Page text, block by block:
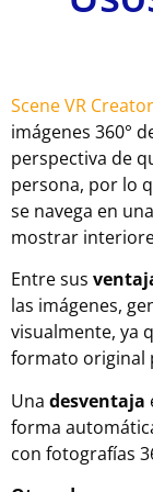
Scene VR
imágenes 360°
perspectiva de
persona, por lo
se navega en
mostrar
Entre sus
las imágenes,
visualmente, ya
formato original
Una desventaja
forma
con fotografías